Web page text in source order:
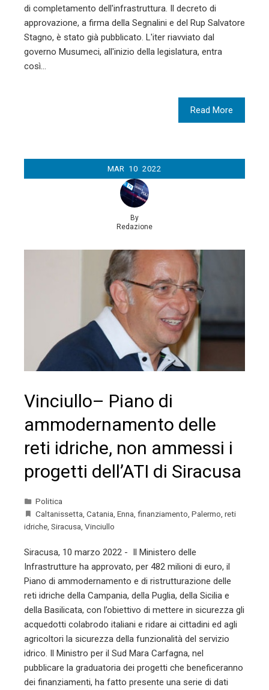
di completamento dell'infrastruttura. Il decreto di
approvazione, a firma della Segnalini e del Rup Salvatore
Stagno, è stato già pubblicato. L'iter riavviato dal
governo Musumeci, all'inizio della legislatura, entra
così…
Read More
MAR 10 2022
By
Redazione
Vinciullo– Piano di
ammodernamento delle
reti idriche, non ammessi i
progetti dell’ATI di Siracusa
Politica
Caltanissetta Catania Enna finanziamento Palermo reti
idriche Siracusa Vinciullo
Siracusa, 10 marzo 2022 - Il Ministero delle
Infrastrutture ha approvato, per 482 milioni di euro, il
Piano di ammodernamento e di ristrutturazione delle
reti idriche della Campania, della Puglia, della Sicilia e
della Basilicata, con l’obiettivo di mettere in sicurezza gli
acquedotti colabrodo italiani e ridare ai cittadini ed agli
agricoltori la sicurezza della funzionalità del servizio
idrico. Il Ministro per il Sud Mara Carfagna, nel
pubblicare la graduatoria dei progetti che beneficeranno
dei finanziamenti, ha fatto presente una serie di dati